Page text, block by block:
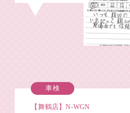
車検
【舞鶴店】N-WGN